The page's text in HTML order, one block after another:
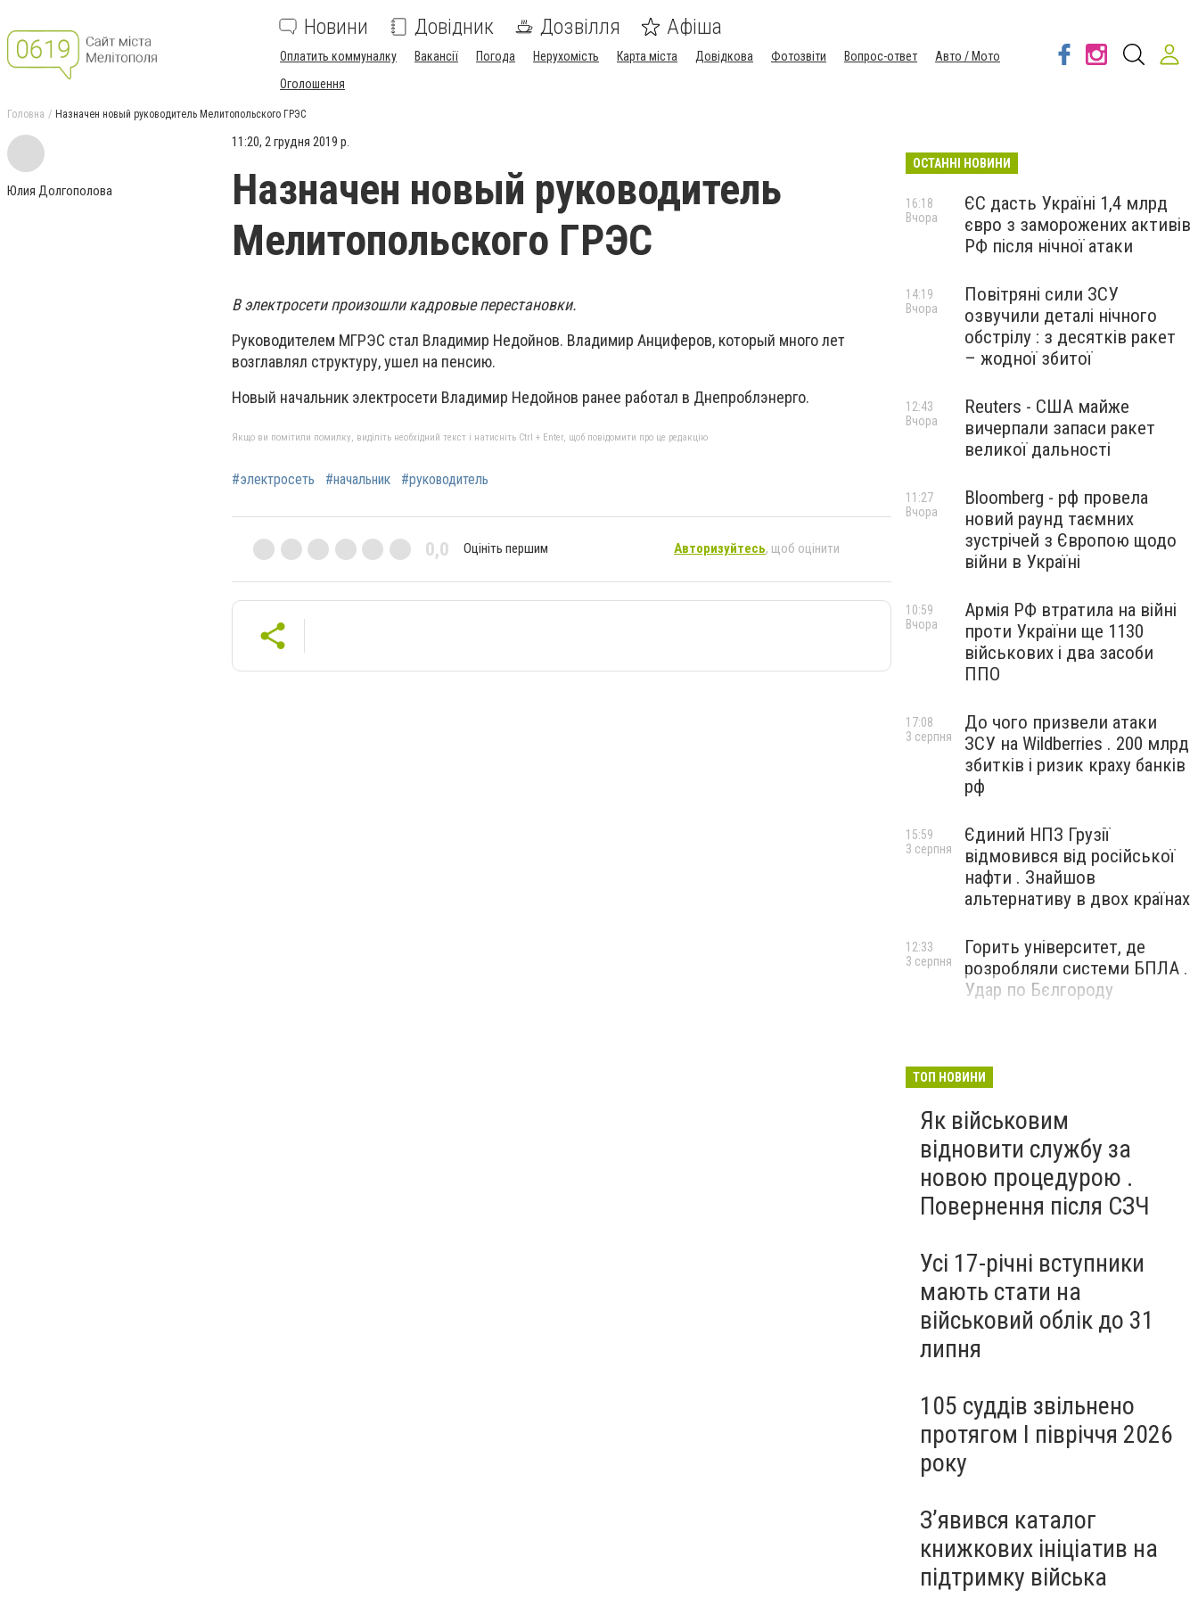
Новини Довідник Дозвілля Афіша
Оплатить коммуналку Вакансії Погода Нерухомість Карта міста Довідкова Фотозвіти Вопрос-ответ
Авто / Мото
Оголошення
Головна Назначен новый руководитель Мелитопольского ГРЭС
Юлия Долгополова
11:20, 2 грудня 2019 р.
Назначен новый руководитель
Мелитопольского ГРЭС
В электросети произошли кадровые перестановки.
Руководителем МГРЭС стал Владимир Недойнов. Владимир Анциферов, который много лет
возглавлял структуру, ушел на пенсию.
Новый начальник электросети Владимир Недойнов ранее работал в Днепроблэнерго.
Якщо ви помітили помилку, виділіть необхідний текст і натисніть Ctrl + Enter, щоб повідомити про це редакцію
#электросеть #начальник #руководитель
0,0 Оцініть першим Авторизуйтесь, щоб оцінити
ОСТАННІ НОВИНИ
ЄС дасть Україні 1,4 млрд
євро з заморожених активів
РФ після нічної атаки
16:18
Вчора
Повітряні сили ЗСУ
озвучили деталі нічного
обстрілу : з десятків ракет
– жодної збитої
14:19
Вчора
Reuters - США майже
вичерпали запаси ракет
великої дальності
12:43
Вчора
Bloomberg - рф провела
новий раунд таємних
зустрічей з Європою щодо
війни в Україні
11:27
Вчора
Армія РФ втратила на війні
проти України ще 1130
військових і два засоби
ППО
10:59
Вчора
До чого призвели атаки
ЗСУ на Wildberries . 200 млрд
збитків і ризик краху банків
рф
17:08
3 серпня
Єдиний НПЗ Грузії
відмовився від російської
нафти . Знайшов
альтернативу в двох країнах
15:59
3 серпня
Горить університет, де
розробляли системи БПЛА .
Удар по Бєлгороду
12:33
3 серпня
ТОП НОВИНИ
Як військовим
відновити службу за
новою процедурою .
Повернення після СЗЧ
Усі 17-річні вступники
мають стати на
військовий облік до 31
липня
105 суддів звільнено
протягом I півріччя 2026
року
З’явився каталог
книжкових ініціатив на
підтримку війська